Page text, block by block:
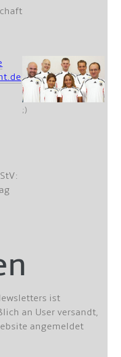
;)
ist
an User versandt,
angemeldet